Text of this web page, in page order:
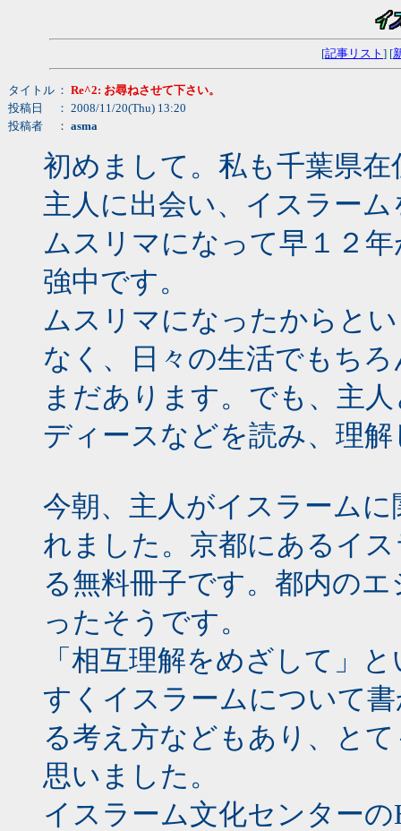
[記事リスト ] [
タイトル ： Re^2: お尋ねさせて下さい。
投稿日
： 2008/11/20(Thu) 13:20
投稿者
： asma
初めまして。私も千葉県在
主人に出会い、イスラー
ムスリマになって早１２
強中です。
ムスリマになったからと
なく、日々の生活でもち
まだあります。でも、主
ディースなどを読み、理
今朝、主人がイスラーム
れました。京都にあるイ
る無料冊子です。都内の
ったそうです。
「相互理解をめざして」
すくイスラームについて
る考え方などもあり、と
思いました。
イスラーム文化センター